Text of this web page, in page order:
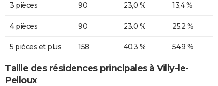
3 pièces 90 23,0 % 13,4 %
4 pièces 90 23,0 % 25,2 %
5 pièces et plus 158 40,3 % 54,9 %
Taille des résidences principales à Villy-le-
Pelloux